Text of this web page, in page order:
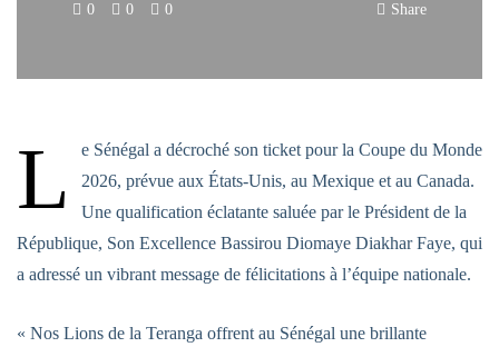
0 0 0 Share
L
e Sénégal a décroché son ticket pour la Coupe du Monde
2026, prévue aux États-Unis, au Mexique et au Canada.
Une qualification éclatante saluée par le Président de la
République, Son Excellence Bassirou Diomaye Diakhar Faye, qui
a adressé un vibrant message de félicitations à l’équipe nationale.
« Nos Lions de la Teranga offrent au Sénégal une brillante